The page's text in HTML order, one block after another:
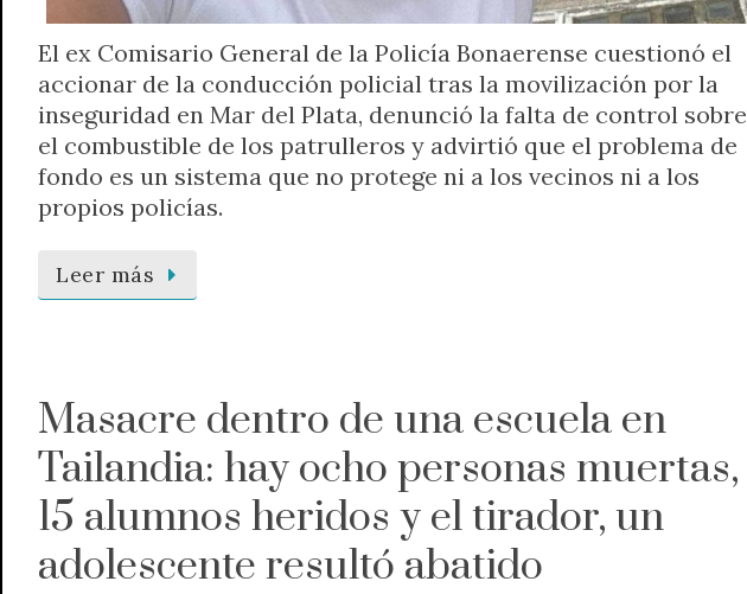
El ex Comisario General de la Policía Bonaerense cuestionó el
accionar de la conducción policial tras la movilización por la
inseguridad en Mar del Plata, denunció la falta de control sobre
el combustible de los patrulleros y advirtió que el problema de
fondo es un sistema que no protege ni a los vecinos ni a los
propios policías.
Leer más
Masacre dentro de una escuela en
Tailandia: hay ocho personas muertas,
15 alumnos heridos y el tirador, un
adolescente resultó abatido